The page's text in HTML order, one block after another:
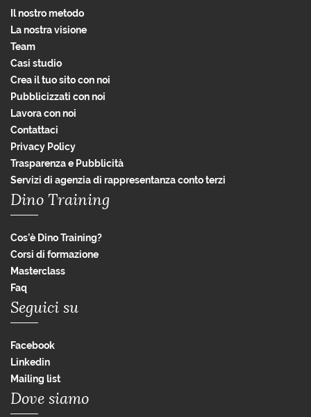
Il nostro metodo
La nostra visione
Team
Casi studio
Crea il tuo sito con noi
Pubblicizzati con noi
Lavora con noi
Contattaci
Privacy Policy
Trasparenza e Pubblicità
Servizi di agenzia di rappresentanza conto terzi
Dino Training
Cos’è Dino Training?
Corsi di formazione
Masterclass
Faq
Seguici su
Facebook
Linkedin
Mailing list
Dove siamo